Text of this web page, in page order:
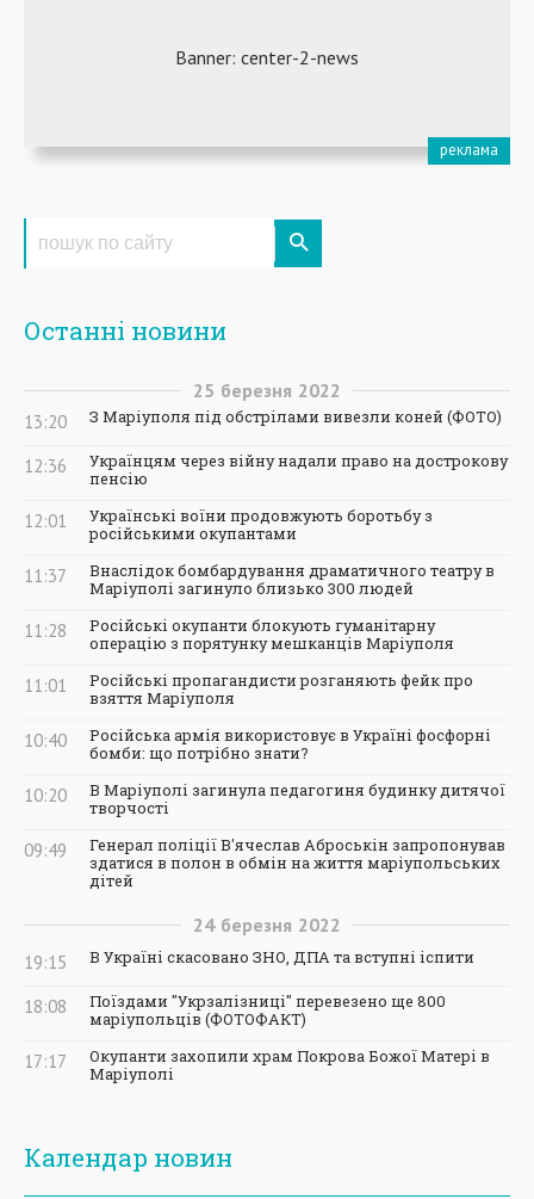
Останні новини
25 березня 2022
13:20 З Маріуполя під обстрілами вивезли коней (ФОТО)
12:36
Українцям через війну надали право на дострокову
пенсію
12:01
Українські воїни продовжують боротьбу з
російськими окупантами
11:37
Внаслідок бомбардування драматичного театру в
Маріуполі загинуло близько 300 людей
11:28
Російські окупанти блокують гуманітарну
операцію з порятунку мешканців Маріуполя
11:01
Російські пропагандисти розганяють фейк про
взяття Маріуполя
10:40
Російська армія використовує в Україні фосфорні
бомби: що потрібно знати?
10:20
В Маріуполі загинула педагогиня будинку дитячої
творчості
09:49
Генерал поліції В'ячеслав Аброськін запропонував
здатися в полон в обмін на життя маріупольських
дітей
24 березня 2022
19:15 В Україні скасовано ЗНО, ДПА та вступні іспити
18:08
Поїздами "Укрзалізниці" перевезено ще 800
маріупольців (ФОТОФАКТ)
17:17
Окупанти захопили храм Покрова Божої Матері в
Маріуполі
Календар новин